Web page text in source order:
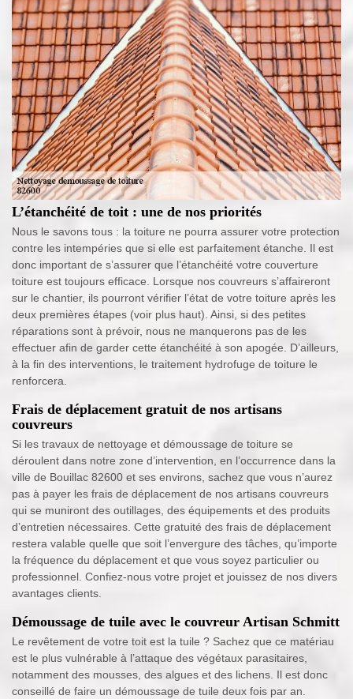
L’étanchéité de toit : une de nos priorités
Nous le savons tous : la toiture ne pourra assurer votre protection
contre les intempéries que si elle est parfaitement étanche. Il est
donc important de s’assurer que l’étanchéité votre couverture
toiture est toujours efficace. Lorsque nos couvreurs s’affaireront
sur le chantier, ils pourront vérifier l’état de votre toiture après les
deux premières étapes (voir plus haut). Ainsi, si des petites
réparations sont à prévoir, nous ne manquerons pas de les
effectuer afin de garder cette étanchéité à son apogée. D’ailleurs,
à la fin des interventions, le traitement hydrofuge de toiture le
renforcera.
Frais de déplacement gratuit de nos artisans
couvreurs
Si les travaux de nettoyage et démoussage de toiture se
déroulent dans notre zone d’intervention, en l’occurrence dans la
ville de Bouillac 82600 et ses environs, sachez que vous n’aurez
pas à payer les frais de déplacement de nos artisans couvreurs
qui se muniront des outillages, des équipements et des produits
d’entretien nécessaires. Cette gratuité des frais de déplacement
restera valable quelle que soit l’envergure des tâches, qu’importe
la fréquence du déplacement et que vous soyez particulier ou
professionnel. Confiez-nous votre projet et jouissez de nos divers
avantages clients.
Démoussage de tuile avec le couvreur Artisan Schmitt
Le revêtement de votre toit est la tuile ? Sachez que ce matériau
est le plus vulnérable à l’attaque des végétaux parasitaires,
notamment des mousses, des algues et des lichens. Il est donc
conseillé de faire un démoussage de tuile deux fois par an.